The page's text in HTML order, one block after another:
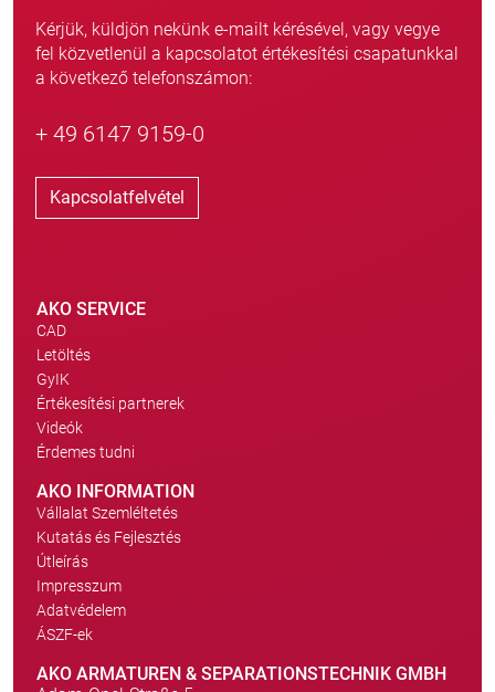
Kérjük, küldjön nekünk e-mailt kérésével, vagy vegye
fel közvetlenül a kapcsolatot értékesítési csapatunkkal
a következő telefonszámon:
+ 49 6147 9159-0
Kapcsolatfelvétel
AKO SERVICE
CAD
Letöltés
GyIK
Értékesítési partnerek
Videók
Érdemes tudni
AKO INFORMATION
Vállalat Szemléltetés
Kutatás és Fejlesztés
Útleírás
Impresszum
Adatvédelem
ÁSZF-ek
AKO ARMATUREN & SEPARATIONSTECHNIK GMBH